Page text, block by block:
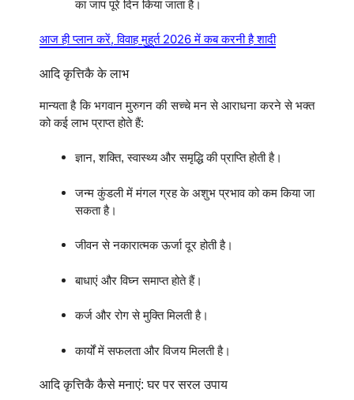
का जाप पूरे दिन किया जाता है।
आज ही प्लान करें, विवाह मुहूर्त 2026 में कब करनी है शादी
आदि कृत्तिकै के लाभ
मान्यता है कि भगवान मुरुगन की सच्चे मन से आराधना करने से भक्त
को कई लाभ प्राप्त होते हैं:
ज्ञान, शक्ति, स्वास्थ्य और समृद्धि की प्राप्ति होती है।
जन्म कुंडली में मंगल ग्रह के अशुभ प्रभाव को कम किया जा
सकता है।
जीवन से नकारात्मक ऊर्जा दूर होती है।
बाधाएं और विघ्न समाप्त होते हैं।
कर्ज और रोग से मुक्ति मिलती है।
कार्यों में सफलता और विजय मिलती है।
आदि कृत्तिकै कैसे मनाएं: घर पर सरल उपाय